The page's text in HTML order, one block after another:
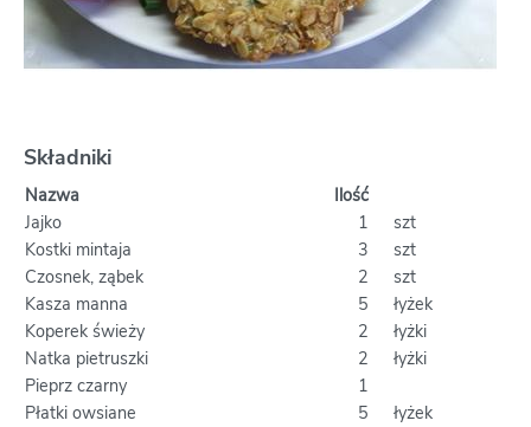
Składniki
Nazwa
Ilość
Jajko
1
szt
Kostki mintaja
3
szt
Czosnek, ząbek
2
szt
Kasza manna
5
łyżek
Koperek świeży
2
łyżki
Natka pietruszki
2
łyżki
Pieprz czarny
1
Płatki owsiane
5
łyżek